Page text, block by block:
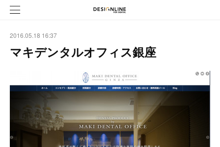
2016.05.18 16:37
マキデンタルオフィス銀座